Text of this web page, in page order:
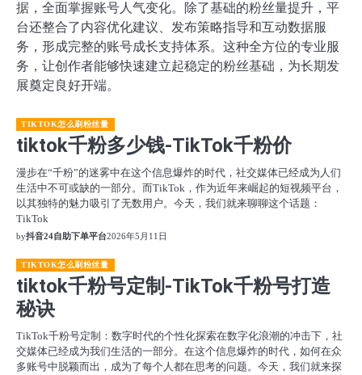
据，全面掌握账号人气变化。除了基础的粉丝量提升，平
台还整合了内容优化建议、发布策略指导和互动数据服
务，形成完整的账号成长支持体系。这种全方位的专业服
务，让创作者能够快速建立起稳定的粉丝基础，为长期发
展奠定良好开端。
TIKTOK怎么刷粉丝量
tiktok千粉多少钱-TikTok千粉价
漫步在“千粉”的迷雾中在这个信息爆炸的时代，社交媒体已经成为人们
生活中不可或缺的一部分。而TikTok，作为近年来崛起的短视频平台，
以其独特的魅力吸引了无数用户。今天，我们就来聊聊这个话题：
TikTok
by抖音24自助下单平台2026年5月11日
TIKTOK怎么刷粉丝量
tiktok千粉号定制-TikTok千粉号打造
秘诀
TikTok千粉号定制：数字时代的个性化探索在数字化浪潮的冲击下，社
交媒体已经成为我们生活的一部分。在这个信息爆炸的时代，如何在众
多账号中脱颖而出，成为了每个人都在思考的问题。今天，我们就来探